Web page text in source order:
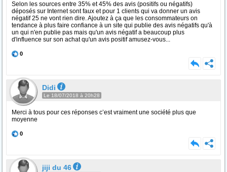
Selon les sources entre 35% et 45% des avis (positifs ou négatifs)
déposés sur Internet sont faux et pour 1 clients qui va donner un avis
négatif 25 ne vont rien dire. Ajoutez à ça que les consommateurs on
tendance à plus faire confiance à un site qui publie des avis négatifs qu'à
un qui n'en publie pas mais qu'un avis négatif a beaucoup plus
d'influence sur son achat qu'un avis positif amusez-vous...
0
Didi
Le 18/07/2018 à 20h28
Merci à tous pour ces réponses c’est vraiment une société plus que
moyenne
0
jiji du 46